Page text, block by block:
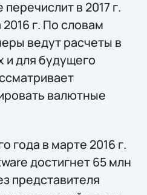
в 2017 г.
2016 г. По словам
ведут расчеты в
и для будущего
валютные
года в марте 2016 г.
достигнет 65 млн
представителя